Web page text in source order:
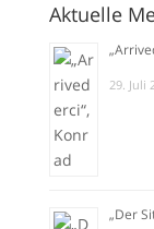
Aktuelle
29. Juli
„Der